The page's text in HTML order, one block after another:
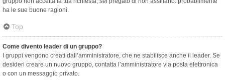
ha le sue buone ragioni.
Top
Come divento leader di un gruppo?
I gruppi vengono creati dall’amministratore, che ne stabilisce anche il leader. Se
desideri creare un nuovo gruppo, contatta l’amministratore via posta elettronica
o con un messaggio privato.